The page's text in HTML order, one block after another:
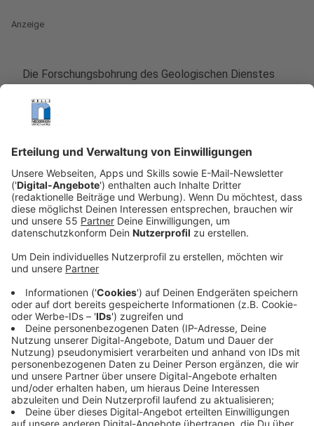
Anzeige
Die Forschungsbohrung des Geologischen Dienstes
abgeschlossen. Nach rund acht Wochen
Untersuchungszeit steht fest: Der Untergrund eignet
Wärmespeicherung. Wärme aus Solarenergie, Abwärme
oder Prozesswärme könnte künftig im Sommer im
Boden zwischengespeichert und im Winter als
klimafreundliche Heizenergie genutzt werden.
An der Otto-Schott-Straße bohrte das Team bis in
150 Meter Tiefe. Besonders im Fokus standen die bis
zu 28 Millionen Jahre alten Meeressande der
Grafenberg-Formation. Diese wasserführenden
Schichten kommen im gesamten Niederrhein vor und
können – wenn die Bedingungen stimmen – als
natürliche Speicher dienen.
Anzeige
Wie es jetzt weitergehen soll, wurde zunächst nicht